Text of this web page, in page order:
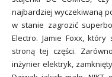
najbardziej wyczekiwaną
w stanie zagrozić
Electro. Jamie Foxx,
stroną tej części.
inżynier elektryk,